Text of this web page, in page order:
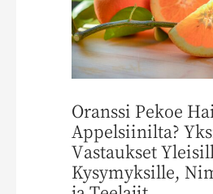
Oranssi Pekoe
Appelsiinilta?
Vastaukset
Kysymyksille,